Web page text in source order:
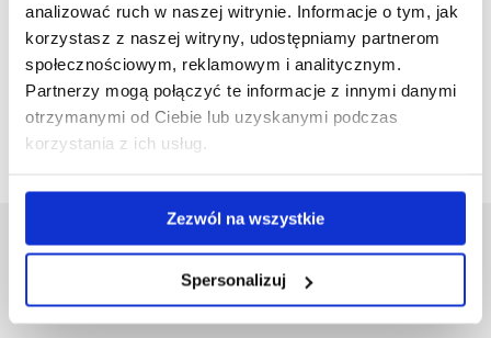
analizować ruch w naszej witrynie. Informacje o tym, jak
korzystasz z naszej witryny, udostępniamy partnerom
społecznościowym, reklamowym i analitycznym.
Partnerzy mogą połączyć te informacje z innymi danymi
otrzymanymi od Ciebie lub uzyskanymi podczas
korzystania z ich usług.
Zezwól na wszystkie
Spersonalizuj
*Additional eligibility criterion for foreign nationals – Result of
an examination testing knowledge necessary to undertake
studies.
Uniwersytet Rzeszowski
Al. Tadeusza Rejtana 16C
35-959 Rzeszów